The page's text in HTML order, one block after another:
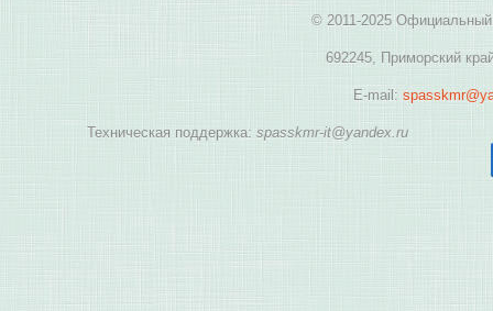
© 2011-2025 Официальный
692245, Приморский
E-mail:
Техническая поддержка: spasskmr-it@yandex.ru